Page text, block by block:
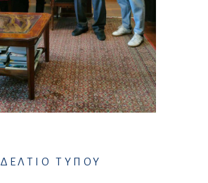
ΔΕΛΤΙΟ ΤΥΠΟΥ